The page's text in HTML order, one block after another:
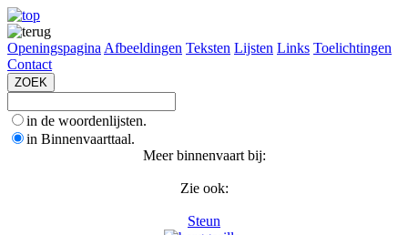
Openingspagina Afbeeldingen Teksten Lijsten Links Toelichtingen
Contact
in de woordenlijsten.
in Binnenvaarttaal.
Meer binnenvaart bij:
Zie ook:
Steun